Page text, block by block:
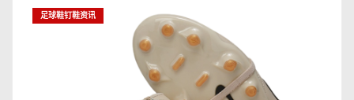
足球鞋钉鞋资讯